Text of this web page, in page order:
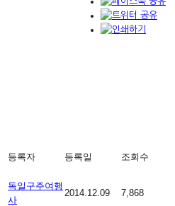
등록자 등록일 조회수
독일구주여행
사
2014.12.09 7,868